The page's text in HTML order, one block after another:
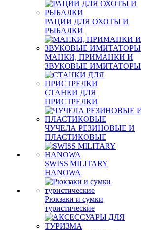
РАЦИИ ДЛЯ ОХОТЫ И
РЫБАЛКИ
МАНКИ, ПРИМАНКИ И
ЗВУКОВЫЕ ИМИТАТОРЫ
СТАНКИ ДЛЯ
ПРИСТРЕЛКИ
ЧУЧЕЛА РЕЗИНОВЫЕ И
ПЛАСТИКОВЫЕ
SWISS MILITARY
HANOWA
Рюкзаки и сумки
туристические